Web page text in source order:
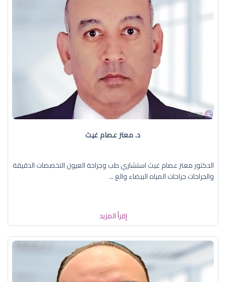
د. معتز عصام غيث
الدكتور معتز عصام غيث استشاري طب وجراحة العيون التخصصات الدقيقة
والجراحات جراحات المياه البيضاء والع ...
إقرأ المزيد